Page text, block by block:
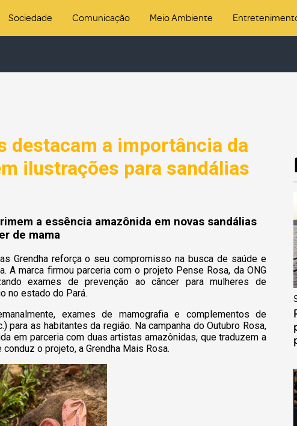
Sociedade Comunicação Meio Ambiente
destacam a importância da
ilustrações para sandálias
a essência amazônida em novas sandálias
de mama
Grendha reforça o seu compromisso na busca de saúde e
A marca firmou parceria com o projeto Pense Rosa, da ONG
exames de prevenção ao câncer para mulheres de
no estado do Pará.
exames de mamografia e complementos de
para as habitantes da região. Na campanha do Outubro Rosa,
em parceria com duas artistas amazônidas, que traduzem a
o projeto, a Grendha Mais Rosa.